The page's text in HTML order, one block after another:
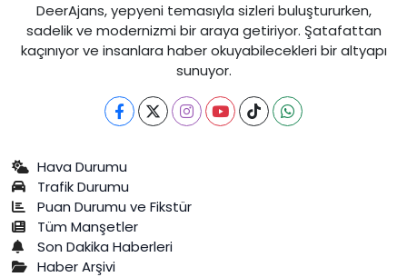
DeerAjans, yepyeni temasıyla sizleri buluştururken,
sadelik ve modernizmi bir araya getiriyor. Şatafattan
kaçınıyor ve insanlara haber okuyabilecekleri bir altyapı
sunuyor.
Hava Durumu
Trafik Durumu
Puan Durumu ve Fikstür
Tüm Manşetler
Son Dakika Haberleri
Haber Arşivi